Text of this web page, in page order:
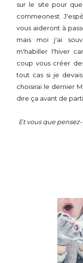
sur le site pour
commeonest.
vous aideront à
mais moi j'ai
m'habiller l'hiver
coup vous créer
tout cas si je
choisirai le dernier
dire ça avant de
Et vous que